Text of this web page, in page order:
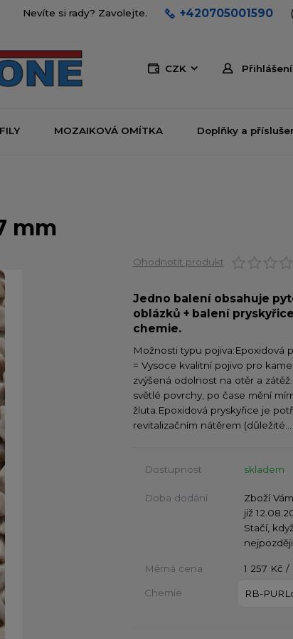
CZK Přihlášení
Nevíte si rady? Zavolejte. +420705001590
MOZAIKOVÁ OMÍTKA Doplňky a
mm
Ohodnotit produkt
Jedno balení obsahuje
oblázků + balení
chemie.
Možnosti typu pojiva:Epoxidová
= Vysoce kvalitní pojivo pro
zvýšená odolnost na otěr a
světlé povrchy, po čase mění
žluta.Epoxidová pryskyřice je
revitalizačním nátěrem (důležité...
Dostupnost skladem
Doba dodání
Zboží
již
Stačí,
Měrná cena 1 257 Kč /
Chemie